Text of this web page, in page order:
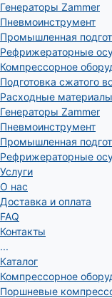
Генераторы Zammer
Пневмоинструмент
Промышленная
Рефрижераторные
Компрессорное
Подготовка сжатого
Расходные
Генераторы Zammer
Пневмоинструмент
Промышленная
Рефрижераторные
Услуги
О нас
Доставка и оплата
FAQ
Контакты
...
Каталог
Компрессорное
Поршневые